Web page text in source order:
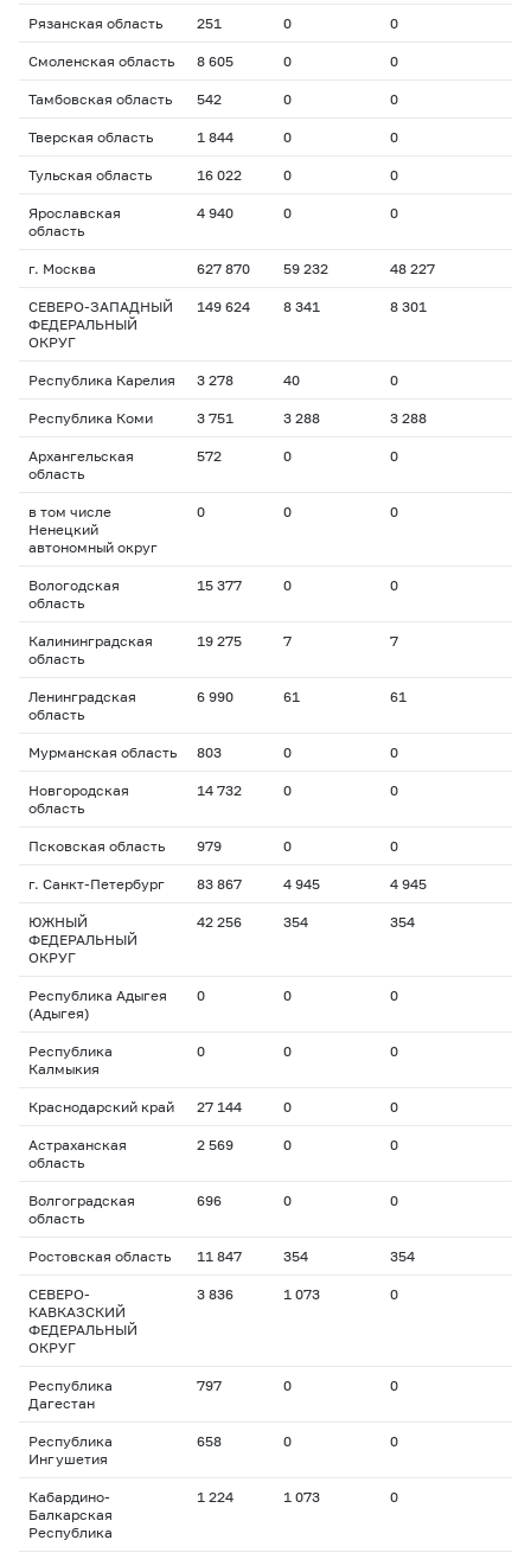
Рязанская область 251 0 0
Смоленская область 8 605 0 0
Тамбовская область 542 0 0
Тверская область 1 844 0 0
Тульская область 16 022 0 0
Ярославская
область
4 940 0 0
г. Москва 627 870 59 232 48 227
СЕВЕРО-ЗАПАДНЫЙ
ФЕДЕРАЛЬНЫЙ
ОКРУГ
149 624 8 341 8 301
Республика Карелия 3 278 40 0
Республика Коми 3 751 3 288 3 288
Архангельская
область
572 0 0
в том числе
Ненецкий
автономный округ
0 0 0
Вологодская
область
15 377 0 0
Калининградская
область
19 275 7 7
Ленинградская
область
6 990 61 61
Мурманская область 803 0 0
Новгородская
область
14 732 0 0
Псковская область 979 0 0
г. Санкт-Петербург 83 867 4 945 4 945
ЮЖНЫЙ
ФЕДЕРАЛЬНЫЙ
ОКРУГ
42 256 354 354
Республика Адыгея
(Адыгея)
0 0 0
Республика
Калмыкия
0 0 0
Краснодарский край 27 144 0 0
Астраханская
область
2 569 0 0
Волгоградская
область
696 0 0
Ростовская область 11 847 354 354
СЕВЕРО-
КАВКАЗСКИЙ
ФЕДЕРАЛЬНЫЙ
ОКРУГ
3 836 1 073 0
Республика
Дагестан
797 0 0
Республика
Ингушетия
658 0 0
Кабардино-
Балкарская
Республика
1 224 1 073 0